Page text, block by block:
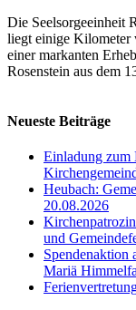
Die Seelsorgeeinheit
liegt einige Kilometer
einer markanten
Rosenstein aus dem
Neueste Beiträge
Einladung zum
Heubach:
20.08.2026
und
Spendenaktion
Mariä